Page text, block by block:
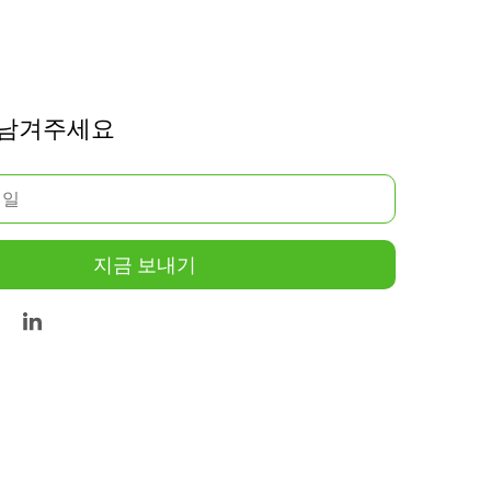
겨주세요
지금 보내기